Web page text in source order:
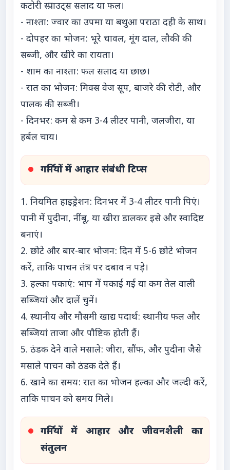
कटोरी स्प्राउट्स सलाद या फल।
- नाश्ता: ज्वार का उपमा या बथुआ पराठा दही के साथ।
- दोपहर का भोजन: भूरे चावल, मूंग दाल, लौकी की
सब्जी, और खीरे का रायता।
- शाम का नाश्ता: फल सलाद या छाछ।
- रात का भोजन: मिक्स वेज सूप, बाजरे की रोटी, और
पालक की सब्जी।
- दिनभर: कम से कम 3-4 लीटर पानी, जलजीरा, या
हर्बल चाय।
गर्मियों में आहार संबंधी टिप्स
1. नियमित हाइड्रेशन: दिनभर में 3-4 लीटर पानी पिएं।
पानी में पुदीना, नींबू, या खीरा डालकर इसे और स्वादिष्ट
बनाएं।
2. छोटे और बार-बार भोजन: दिन में 5-6 छोटे भोजन
करें, ताकि पाचन तंत्र पर दबाव न पड़े।
3. हल्का पकाएं: भाप में पकाई गई या कम तेल वाली
सब्जियां और दालें चुनें।
4. स्थानीय और मौसमी खाद्य पदार्थ: स्थानीय फल और
सब्जियां ताजा और पौष्टिक होती हैं।
5. ठंडक देने वाले मसाले: जीरा, सौंफ, और पुदीना जैसे
मसाले पाचन को ठंडक देते हैं।
6. खाने का समय: रात का भोजन हल्का और जल्दी करें,
ताकि पाचन को समय मिले।
गर्मियों में आहार और जीवनशैली का
संतुलन